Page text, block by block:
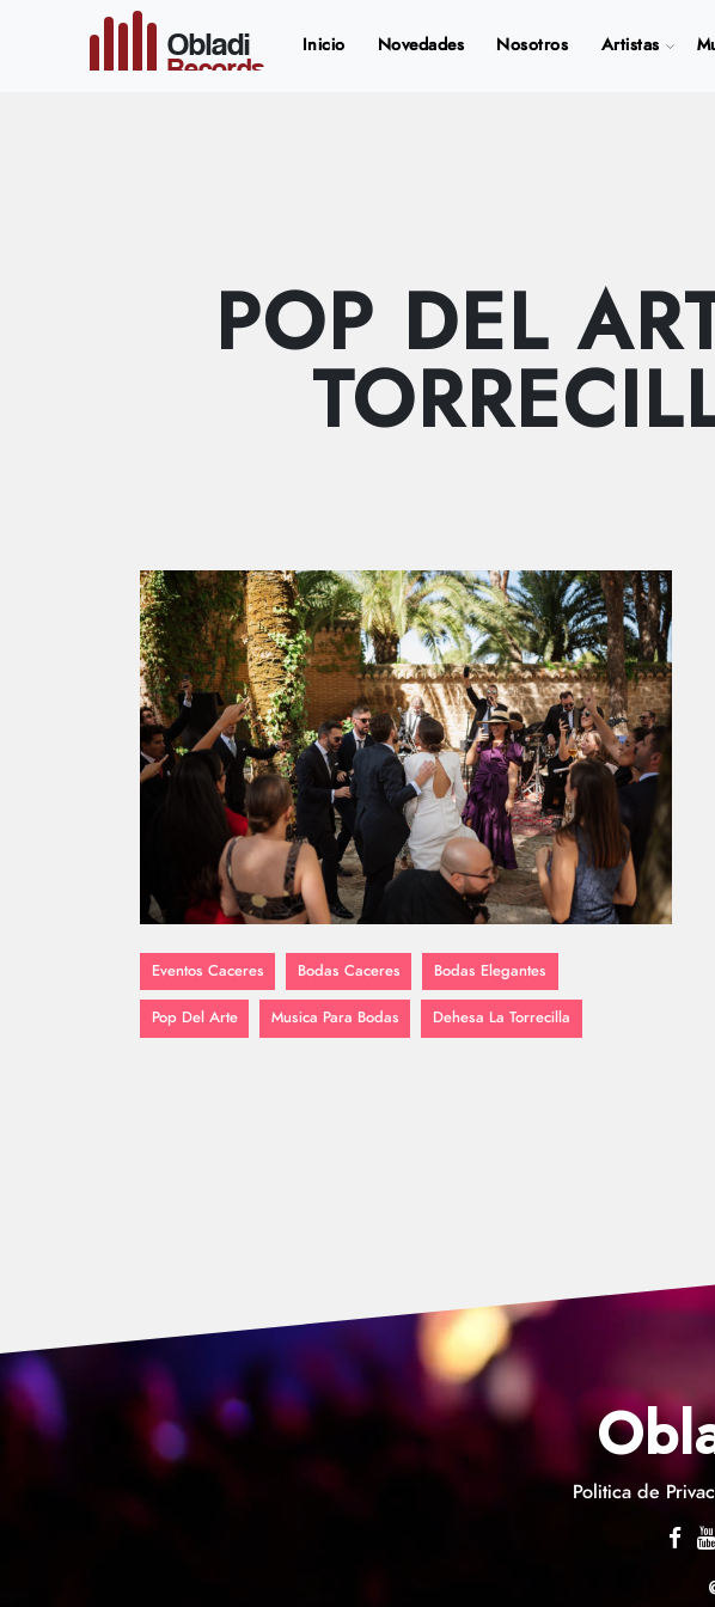
Obladi
Records Inicio(current)Novedades Nosotros Artistas
POP DEL
Eventos Caceres Bodas Caceres Bodas Elegantes
Pop Del Arte Musica Para Bodas Dehesa La Torrecilla
Politica de